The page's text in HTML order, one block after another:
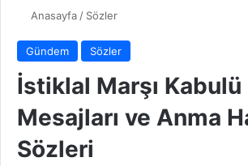
Anasayfa / Sözler
Gündem Sözler
İstiklal Marşı Kabulü
Mesajları ve Anma
Sözleri